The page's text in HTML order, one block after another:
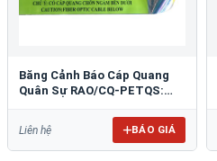
Băng Cảnh Báo Cáp Quang
Quân Sự RAO/CQ-PETQS:
Liên hệ BÁO GIÁ